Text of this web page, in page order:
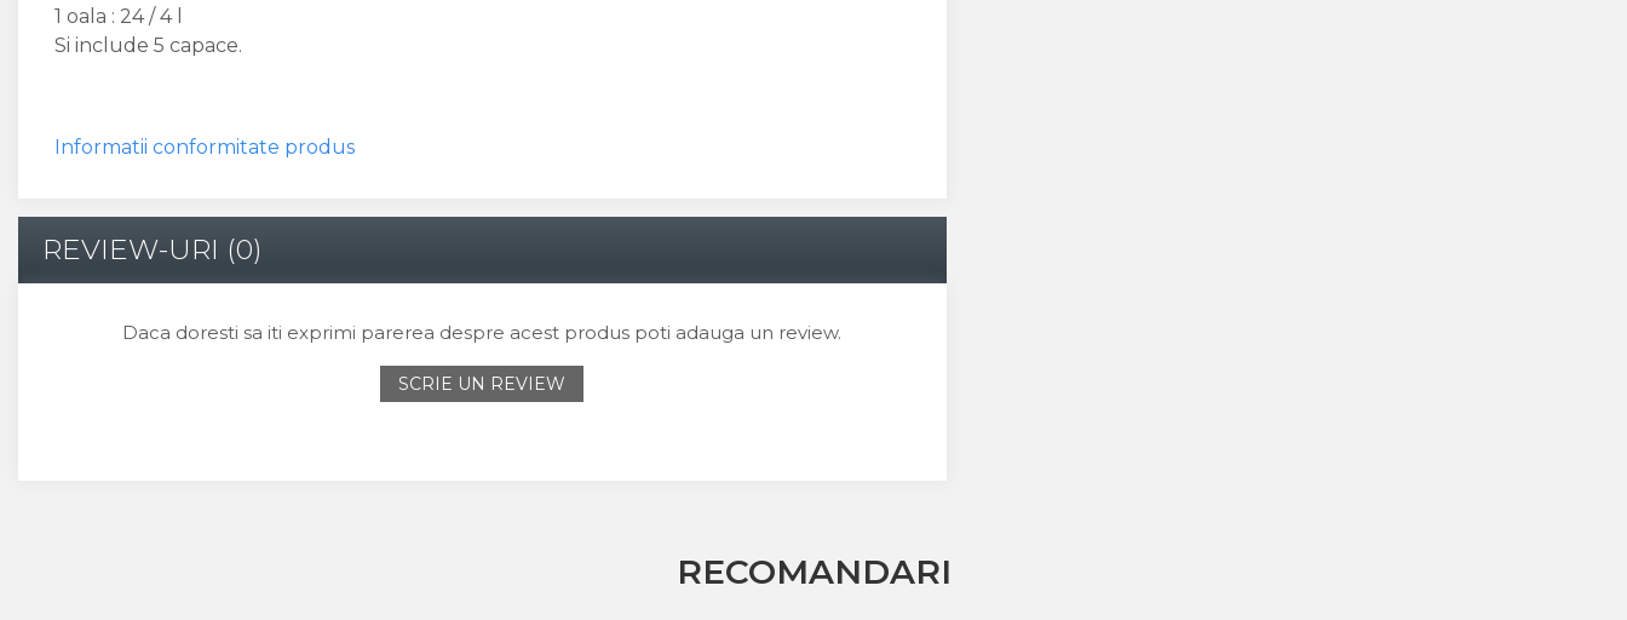
1 oala : 24 / 4 l
Si include 5 capace.
Informatii conformitate produs
REVIEW-URI (0)
Daca doresti sa iti exprimi parerea despre acest produs poti adauga un review.
SCRIE UN REVIEW
RECOMANDARI